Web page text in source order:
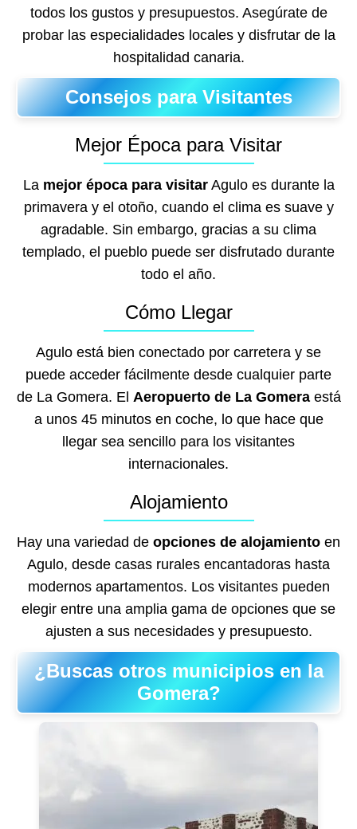
todos los gustos y presupuestos. Asegúrate de
probar las especialidades locales y disfrutar de la
hospitalidad canaria.
Consejos para Visitantes
Mejor Época para Visitar
La mejor época para visitarAgulo es durante la
primavera y el otoño, cuando el clima es suave y
agradable. Sin embargo, gracias a su clima
templado, el pueblo puede ser disfrutado durante
todo el año.
Cómo Llegar
Agulo está bien conectado por carretera y se
puede acceder fácilmente desde cualquier parte
de La Gomera. El Aeropuerto de La Gomeraestá
a unos 45 minutos en coche, lo que hace que
llegar sea sencillo para los visitantes
internacionales.
Alojamiento
Hay una variedad de opciones de alojamiento en
Agulo, desde casas rurales encantadoras hasta
modernos apartamentos. Los visitantes pueden
elegir entre una amplia gama de opciones que se
ajusten a sus necesidades y presupuesto.
¿Buscas otros municipios en la
Gomera?